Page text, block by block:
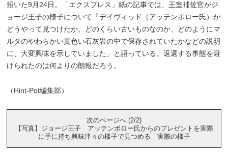
招いた9月24日。「エクスプレス」紙の記事では、王室補佐官がジ
ョージ王子の様子について「デイヴィッド（アッテンボロー氏）が
どうやって見つけたか、どのくらい古いものなのか、どのようにマ
ルタのやわらかい黄色い石灰岩の中で保存されていたかなどの説明
に、大変興味を示していました」と語っている。返還する事態を避
けられたのは何よりの朗報だろう。
（Hint-Pot編集部）
次のページへ (2/2)
【写真】ジョージ王子 アッテンボロー氏からのプレゼントを実際
に手に持ち興味津々の様子で見つめる 実際の様子